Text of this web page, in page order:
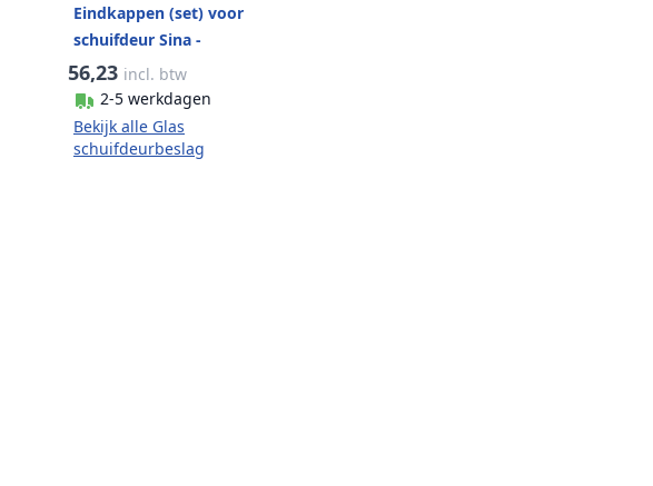
Eindkappen (set) voor
schuifdeur Sina -
wand/plafond aluminium RVS
look
56,23 incl. btw
2-5 werkdagen
Bekijk alle Glas
schuifdeurbeslag